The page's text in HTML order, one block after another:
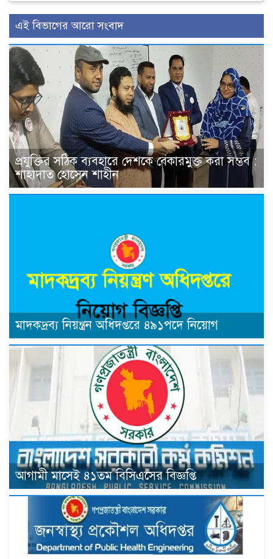
এই বিভাগের আরো সংবাদ
প্রযুক্তির সঠিক ব্যবহারে দেশকে বেকারমুক্ত করা সম্ভব :
শাহাদাত হোসেন শাহীন
মাদকদ্রব্য নিয়ন্ত্রন অধিদপ্তরে ৪৯১পদে নিয়োগ
আগামী মাসেই ৪১তম বিসিএসের বিজ্ঞপ্তি